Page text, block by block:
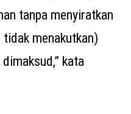
tanpa menyiratkan
menakutkan)
kata